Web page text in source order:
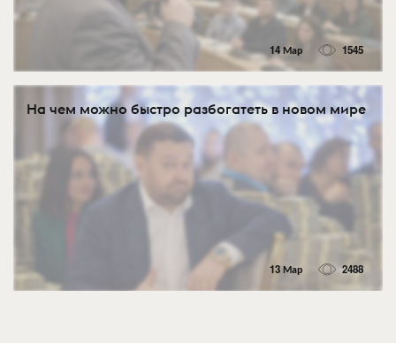
14 Мар 1545
На чем можно быстро разбогатеть в новом мире
13 Мар 2488